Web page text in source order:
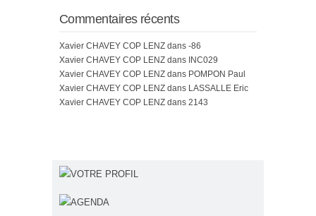
Commentaires récents
Xavier CHAVEY COP LENZ dans -86
Xavier CHAVEY COP LENZ dans INC029
Xavier CHAVEY COP LENZ dans POMPON Paul
Xavier CHAVEY COP LENZ dans LASSALLE Eric
Xavier CHAVEY COP LENZ dans 2143
VOTRE PROFIL
AGENDA